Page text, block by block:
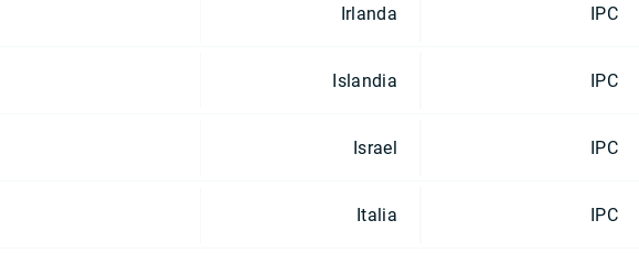
Irlanda IPC
Islandia IPC
Israel IPC
Italia IPC